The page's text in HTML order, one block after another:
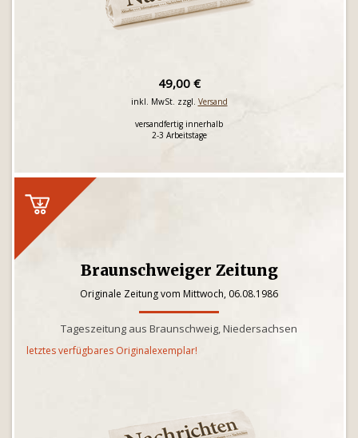
49,00 €
inkl. MwSt. zzgl. Versand
versandfertig innerhalb
2-3 Arbeitstage
Braunschweiger Zeitung
Originale Zeitung vom Mittwoch, 06.08.1986
Tageszeitung aus Braunschweig, Niedersachsen
letztes verfügbares Originalexemplar!